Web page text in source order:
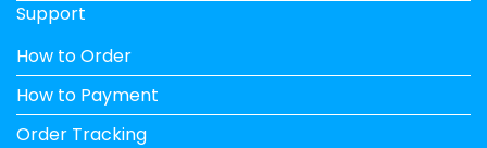
Support
How to Order
How to Payment
Order Tracking